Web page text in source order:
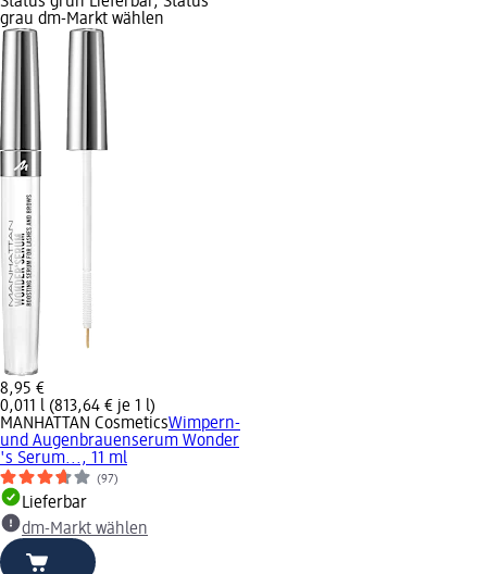
grau dm-Markt wählen
8,95 €
0,011 l (813,64 € je 1 l)
MANHATTAN CosmeticsWimpern-
und Augenbrauenserum Wonder
's Serum..., 11 ml
(97)
Lieferbar
dm-Markt wählen